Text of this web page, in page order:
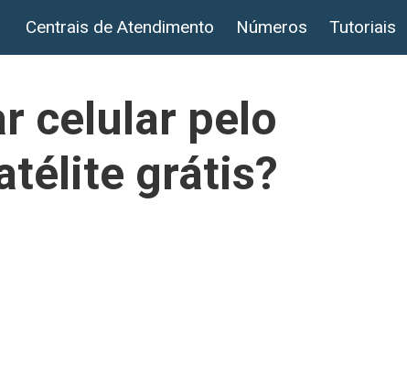
Centrais de Atendimento Números Tutoriais
celular pelo
grátis?